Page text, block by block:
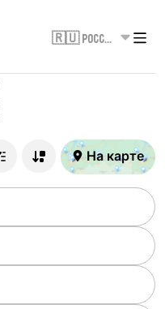
🇷🇺 Россия
На карте